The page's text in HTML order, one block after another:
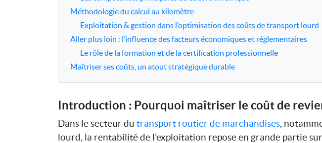
Méthodologie du calcul au kilomètre
Exploitation & gestion dans l’optimisation des coûts de transport lourd
Aller plus loin : l’influence des facteurs économiques et réglementaires
Le rôle de la formation et de la certification professionnelle
Maîtriser ses coûts, un atout stratégique durable
Introduction : Pourquoi maîtriser le coût de
Dans le secteur du transport routier de marchandises,
lourd, la rentabilité de l'exploitation repose en grande partie